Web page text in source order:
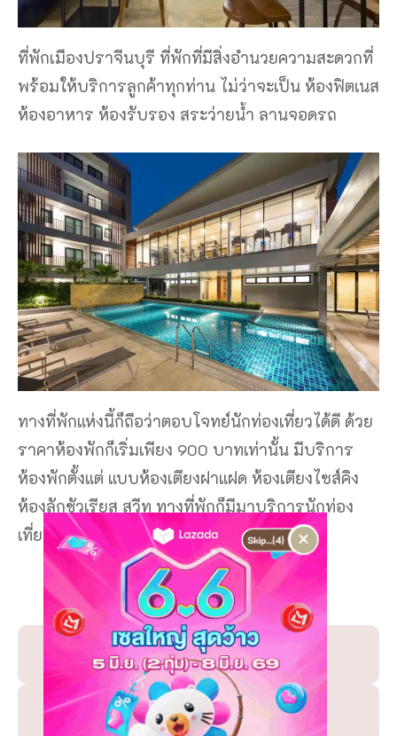
ที่พักเมืองปราจีนบุรี ที่พักที่มีสิ่งอำนวยความสะดวกที่
พร้อมให้บริการลูกค้าทุกท่าน ไม่ว่าจะเป็น ห้องฟิตเนส
ห้องอาหาร ห้องรับรอง สระว่ายน้ำ ลานจอดรถ
ทางที่พักแห่งนี้ก็ถือว่าตอบโจทย์นักท่องเที่ยวได้ดี ด้วย
ราคาห้องพักก็เริ่มเพียง 900 บาทเท่านั้น มีบริการ
ห้องพักตั้งแต่ แบบห้องเตียงฝาแฝด ห้องเตียงไซส์คิง
ห้องลักชัวเรียส สวีท ทางที่พักก็มีมาบริการนักท่อง
เที่ยวทุกท่านได้อย่างน่าประทับใจ
เช็คราคาและจองห้องพัก
Agoda Thailand
Booking Thailand
×